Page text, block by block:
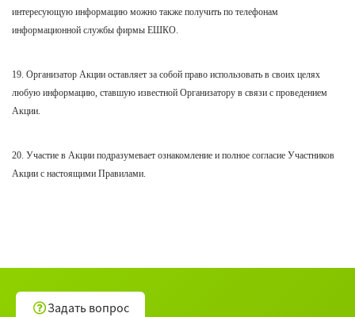
интересующую информацию можно также получить по телефонам
информационной службы фирмы ЕШКО.
19. Организатор Акции оставляет за собой право использовать в своих целях
любую информацию, ставшую известной Организатору в связи с проведением
Акции.
20. Участие в Акции подразумевает ознакомление и полное согласие Участников
Акции с настоящими Правилами.
Задать вопрос